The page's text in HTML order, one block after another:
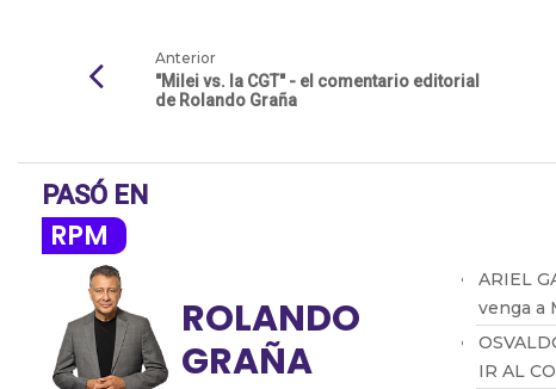
Anterior
"Milei vs. la CGT" - el comentario editorial
de Rolando Graña
PASÓ EN
RPM
ROLANDO
GRAÑA
ARIEL
venga a
IR AL